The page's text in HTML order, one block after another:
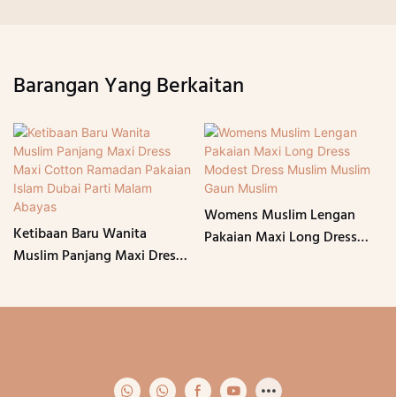
Barangan Yang Berkaitan
Ketibaan Baru Wanita
Muslim Panjang Maxi Dress
Womens Muslim Lengan
Pakaian Maxi Long Dress